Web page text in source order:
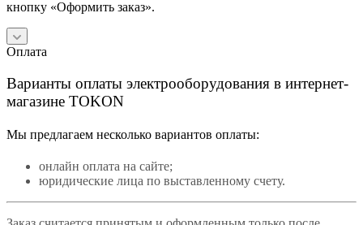
кнопку «Оформить заказ».
Оплата
Варианты оплаты электрооборудования в интернет-
магазине TOKON
Мы предлагаем несколько вариантов оплаты:
онлайн оплата на сайте;
юридические лица по выставленному счету.